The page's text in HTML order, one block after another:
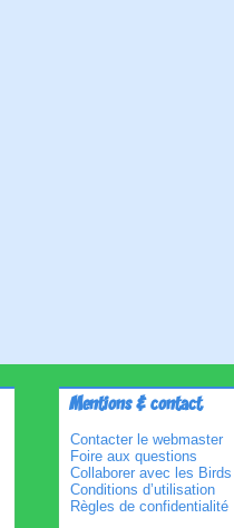
Mentions & contact
Contacter le webmaster
Foire aux questions
Collaborer avec les
Conditions d’utilisation
Règles de confidentialité